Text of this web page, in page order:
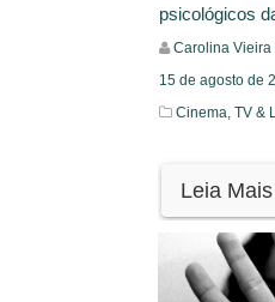
psicológicos
Carolina Vieira
15 de agosto de
Cinema, TV &
Leia Mais